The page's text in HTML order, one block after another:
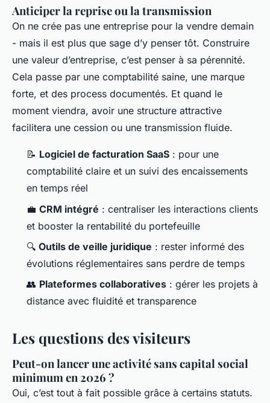
Anticiper la reprise ou la transmission
On ne crée pas une entreprise pour la vendre demain
- mais il est plus que sage d’y penser tôt. Construire
une valeur d’entreprise, c’est penser à sa pérennité.
Cela passe par une comptabilité saine, une marque
forte, et des process documentés. Et quand le
moment viendra, avoir une structure attractive
facilitera une cession ou une transmission fluide.
📝 Logiciel de facturation SaaS : pour une
comptabilité claire et un suivi des encaissements
en temps réel
💼 CRM intégré : centraliser les interactions clients
et booster la rentabilité du portefeuille
🔍 Outils de veille juridique : rester informé des
évolutions réglementaires sans perdre de temps
👥 Plateformes collaboratives : gérer les projets à
distance avec fluidité et transparence
Les questions des visiteurs
Peut-on lancer une activité sans capital social
minimum en 2026 ?
Oui, c’est tout à fait possible grâce à certains statuts.